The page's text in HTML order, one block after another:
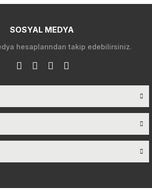
SOSYAL MEDYA
hesaplarından takip edebilirsiniz.